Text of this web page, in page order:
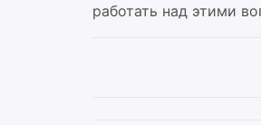
работать над этими